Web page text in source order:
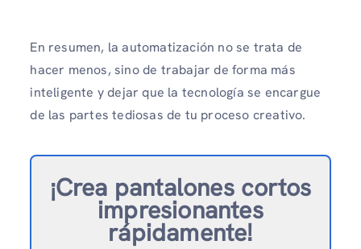
En resumen, la automatización no se trata de
hacer menos, sino de trabajar de forma más
inteligente y dejar que la tecnología se encargue
de las partes tediosas de tu proceso creativo.
¡Crea pantalones cortos
impresionantes
rápidamente!